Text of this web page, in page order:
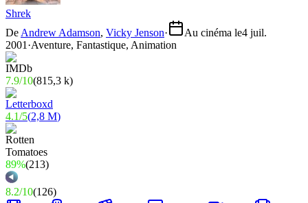
Shrek
De Andrew Adamson, Vicky Jenson· Au cinéma le4 juil.
2001 ·Aventure, Fantastique, Animation
7.9/10(815,3 k)
4.1/5(2,8 M)
89%(213)
8.2/10(126)